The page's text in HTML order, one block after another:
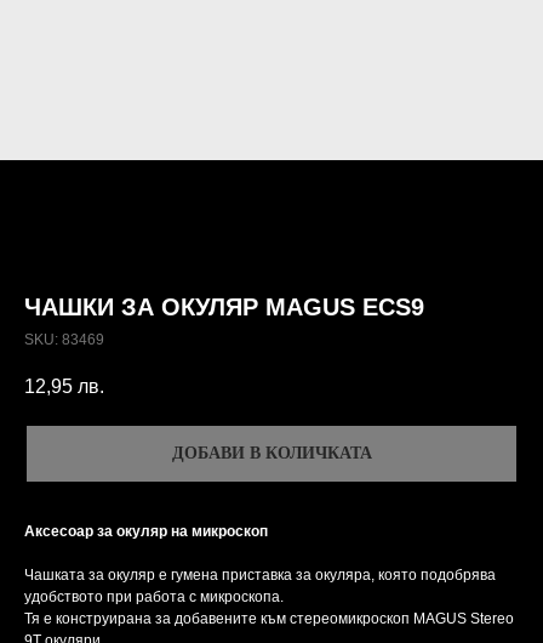
ЧАШКИ ЗА ОКУЛЯР MAGUS ECS9
SKU: 83469
12,95 лв.
ДОБАВИ В КОЛИЧКАТА
Аксесоар за окуляр на микроскоп
Чашката за окуляр е гумена приставка за окуляра, която подобрява
удобството при работа с микроскопа.
Тя е конструирана за добавените към стереомикроскоп MAGUS Stereo